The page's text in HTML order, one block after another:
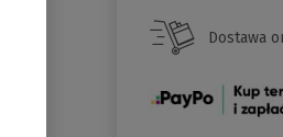
Dostawa
(Nowe